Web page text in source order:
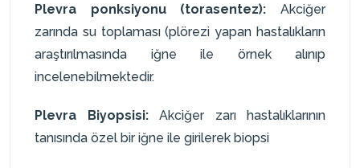
Plevra ponksiyonu (torasentez): Akciğer
zarında su toplaması (plörezi yapan hastalıkların
araştırılmasında iğne ile örnek alınıp
incelenebilmektedir.
Plevra Biyopsisi:Akciğer zarı hastalıklarının
tanısında özel bir iğne ile girilerek biopsi